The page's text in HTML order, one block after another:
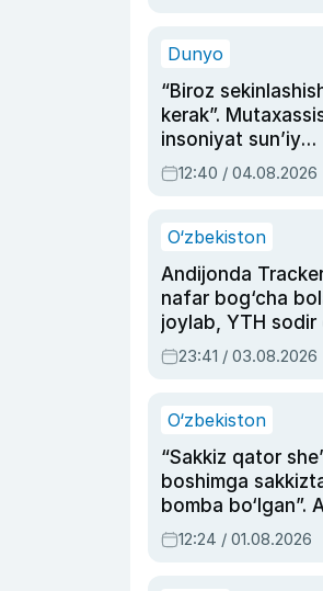
Ahmedovaning
Dunyo
“Biroz
kerak”.
insoniyat sun’iy
intellektni
olmay qolishidan
12:40 / 04.08.2026
O‘zbekiston
Andijonda
nafar bog‘cha
joylab, YTH sodir
ayolga sud hukmi
23:41 / 03.08.2026
O‘zbekiston
“Sakkiz qator
boshimga
bomba bo‘lgan”.
Oripovni siyosiy
ayblovlardan asrab
12:24 / 01.08.2026